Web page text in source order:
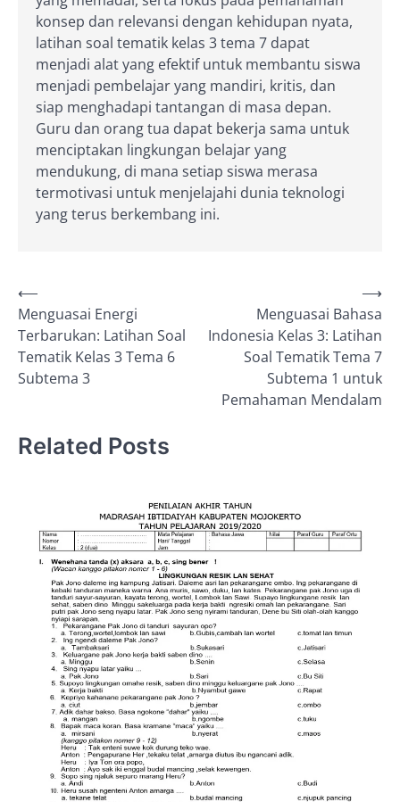
konsep dan relevansi dengan kehidupan nyata,
latihan soal tematik kelas 3 tema 7 dapat
menjadi alat yang efektif untuk membantu siswa
menjadi pembelajar yang mandiri, kritis, dan
siap menghadapi tantangan di masa depan.
Guru dan orang tua dapat bekerja sama untuk
menciptakan lingkungan belajar yang
mendukung, di mana setiap siswa merasa
termotivasi untuk menjelajahi dunia teknologi
yang terus berkembang ini.
Post
navigation
⟵
Menguasai Energi
Terbarukan: Latihan Soal
Tematik Kelas 3 Tema 6
Subtema 3
Menguasai Bahasa
Indonesia Kelas 3: Latihan
Soal Tematik Tema 7
Subtema 1 untuk
Pemahaman Mendalam
⟶
Related Posts